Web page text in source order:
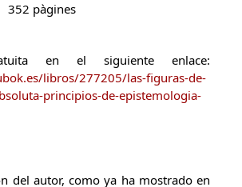
352 pàgines
en el siguiente enlace:
libros/277205/las-figuras-de-
principios-de-epistemologia-
del autor, como ya ha mostrado en